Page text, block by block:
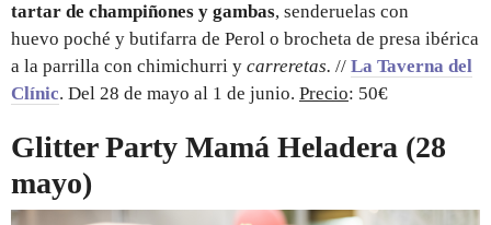
tartar de champiñones y gambas, senderuelas con
huevo poché y butifarra de Perol o brocheta de presa ibérica
a la parrilla con chimichurri y carreretas. // La Taverna del
Clínic. Del 28 de mayo al 1 de junio. Precio: 50€
Glitter Party Mamá Heladera (28
mayo)